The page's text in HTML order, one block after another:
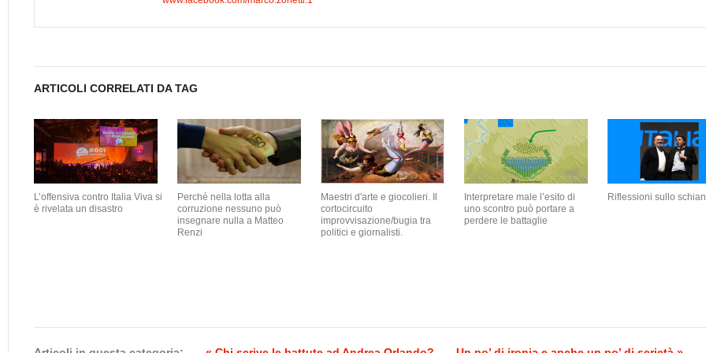
ARTICOLI CORRELATI DA TAG
L’offensiva contro Italia Viva si
è rivelata un disastro
Perché nella lotta alla
corruzione nessuno può
insegnare nulla a Matteo
Renzi
Maestri d'arte e giocolieri. Il
cortocircuito
improvvisazione/bugia tra
politici e giornalisti.
Interpretare male l’esito di
uno scontro può portare a
perdere le battaglie
Riflessioni sullo